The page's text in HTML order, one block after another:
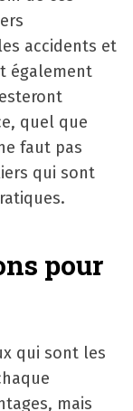
accidents et
également
quel que
faut pas
qui sont
pour
qui sont les
mais